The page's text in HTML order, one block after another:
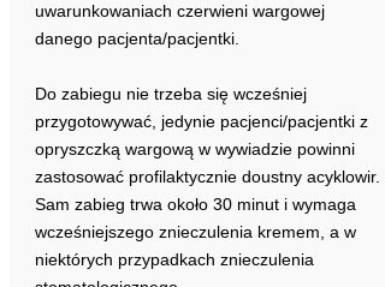
uwarunkowaniach czerwieni wargowej
danego pacjenta/pacjentki.
Do zabiegu nie trzeba się wcześniej
przygotowywać, jedynie pacjenci/pacjentki z
opryszczką wargową w wywiadzie powinni
zastosować profilaktycznie doustny acyklowir.
Sam zabieg trwa około 30 minut i wymaga
wcześniejszego znieczulenia kremem, a w
niektórych przypadkach znieczulenia